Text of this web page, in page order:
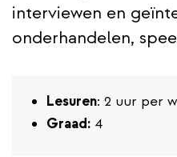
interviewen en
onderhandelen,
Lesuren: 2 uur per
Graad: 4